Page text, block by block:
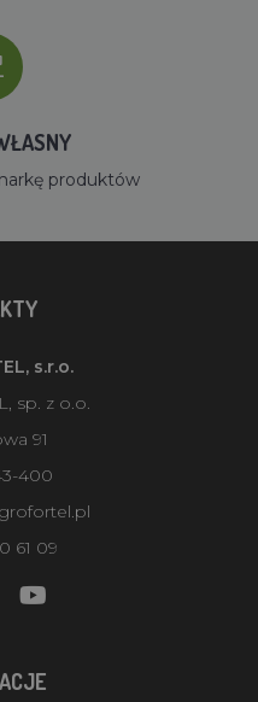
produktów
s.r.o.
sp. z o.o.
91
400
61 09